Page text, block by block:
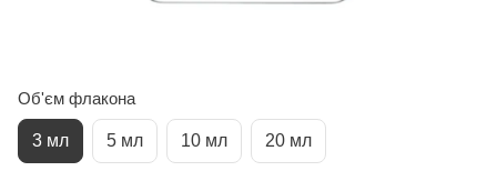
Об'єм флакона
3 мл 5 мл 10 мл 20 мл